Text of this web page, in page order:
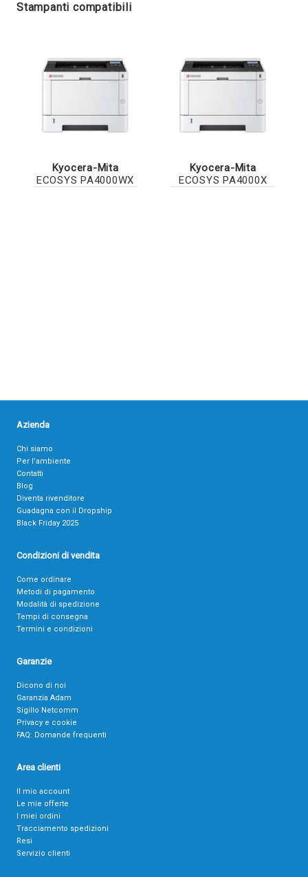
Stampanti compatibili
Kyocera-Mita
ECOSYS PA4000WX
Kyocera-Mita
ECOSYS PA4000X
Azienda
Chi siamo
Per l’ambiente
Contatti
Blog
Diventa rivenditore
Guadagna con il Dropship
Black Friday 2025
Condizioni di vendita
Come ordinare
Metodi di pagamento
Modalità di spedizione
Tempi di consegna
Termini e condizioni
Garanzie
Dicono di noi
Garanzia Adam
Sigillo Netcomm
Privacy e cookie
FAQ: Domande frequenti
Area clienti
Il mio account
Le mie offerte
I miei ordini
Tracciamento spedizioni
Resi
Servizio clienti